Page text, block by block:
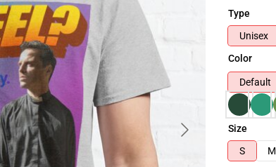
Type
Unisex
Color
Default
Size
S
M